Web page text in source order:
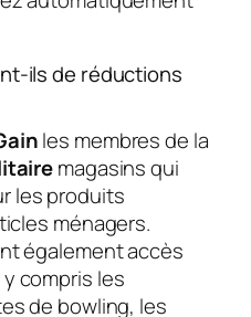
ils de réductions
les membres de la
magasins qui
les produits
ménagers.
également accès
compris les
de bowling, les